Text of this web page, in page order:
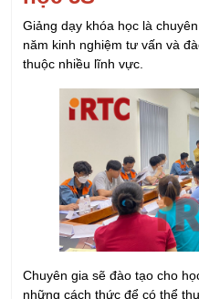
thuộc nhiều lĩnh vực.
Chuyên gia sẽ đào tạo cho
những cách thức để có thể
nghiệm giúp học viên có thể